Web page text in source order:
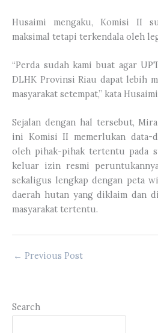
Husaimi mengaku, Komisi II
maksimal tetapi terkendala oleh
“Perda sudah kami buat agar
DLHK Provinsi Riau dapat lebih
masyarakat setempat,” kata
Sejalan dengan hal tersebut,
ini Komisi II memerlukan data-
oleh pihak-pihak tertentu pada
keluar izin resmi
sekaligus lengkap dengan peta
daerah hutan yang diklaim dan
masyarakat tertentu.
← Previous Post
Search